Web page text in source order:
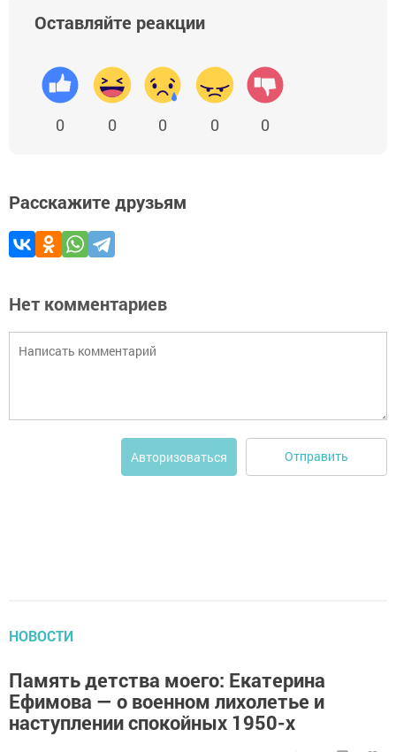
Оставляйте реакции
0 0 0 0 0
Расскажите друзьям
Нет комментариев
Авторизоваться Отправить
НОВОСТИ
Память детства моего: Екатерина
Ефимова — о военном лихолетье и
наступлении спокойных 1950-х